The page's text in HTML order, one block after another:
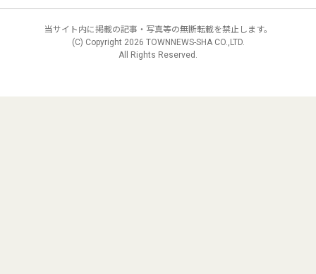
当サイト内に掲載の記事・写真等の無断転載を禁止します。
(C) Copyright 2026 TOWNNEWS-SHA CO.,LTD.
All Rights Reserved.